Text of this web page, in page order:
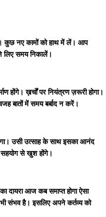
कुछ नए कामों को हाथ में लें। आप
समय निकालें।
होंगे। ख़र्चों पर नियंत्रण ज़रूरी होगा।
बातों में समय बर्बाद न करें।
उसी उत्साह के साथ इसका आनंद
सहयोग से खुश होंगे।
दायरा आज कब समाप्त होगा ऐसा
संभव है। इसलिए अपने कर्तव्य को